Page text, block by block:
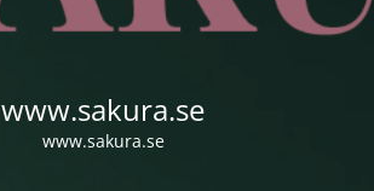
www.sakura.se
www.sakura.se